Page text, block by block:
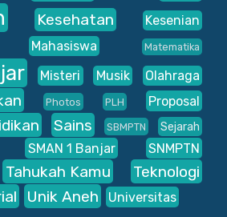
Kesehatan Kesenian
Mahasiswa Matematika
Misteri Musik Olahraga
Photos PLH Proposal
Sains SBMPTN
Sejarah
SMAN 1 Banjar SNMPTN
Tahukah Kamu
Teknologi
Unik Aneh Universitas